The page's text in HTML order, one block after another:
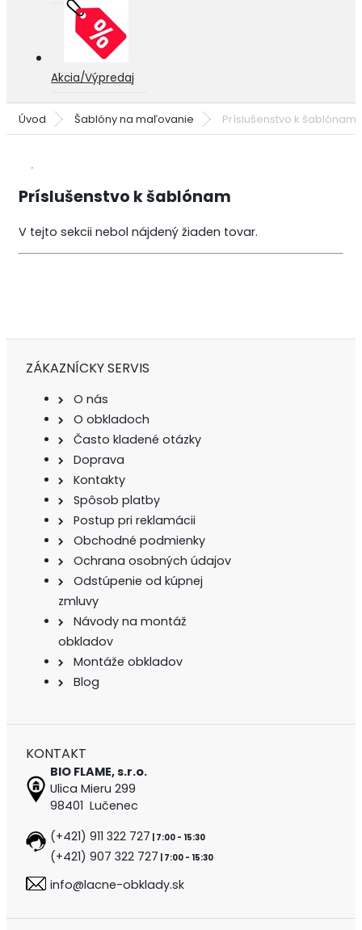
Akcia/Výpredaj
Úvod Šablóny na maľovanie Príslušenstvo k šablónam
Príslušenstvo k šablónam
V tejto sekcii nebol nájdený žiaden tovar.
ZÁKAZNÍCKY SERVIS
O nás
O obkladoch
Často kladené otázky
Doprava
Kontakty
Spôsob platby
Postup pri reklamácii
Obchodné podmienky
Ochrana osobných údajov
Odstúpenie od kúpnej
zmluvy
Návody na montáž
obkladov
Montáže obkladov
Blog
KONTAKT
BIO FLAME, s.r.o.
Ulica Mieru 299
98401 Lučenec
(+421) 911 322 727 | 7:00 - 15:30
(+421) 907 322 727 | 7:00 - 15:30
info@lacne-obklady.sk